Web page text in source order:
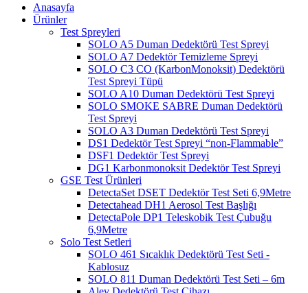
Anasayfa
Ürünler
Test Spreyleri
SOLO A5 Duman Dedektörü Test Spreyi
SOLO A7 Dedektör Temizleme Spreyi
SOLO C3 CO (KarbonMonoksit) Dedektörü
Test Spreyi Tüpü
SOLO A10 Duman Dedektörü Test Spreyi
SOLO SMOKE SABRE Duman Dedektörü
Test Spreyi
SOLO A3 Duman Dedektörü Test Spreyi
DS1 Dedektör Test Spreyi “non-Flammable”
DSF1 Dedektör Test Spreyi
DG1 Karbonmonoksit Dedektör Test Spreyi
GSE Test Ürünleri
DetectaSet DSET Dedektör Test Seti 6,9Metre
Detectahead DH1 Aerosol Test Başlığı
DetectaPole DP1 Teleskobik Test Çubuğu
6,9Metre
Solo Test Setleri
SOLO 461 Sıcaklık Dedektörü Test Seti -
Kablosuz
SOLO 811 Duman Dedektörü Test Seti – 6m